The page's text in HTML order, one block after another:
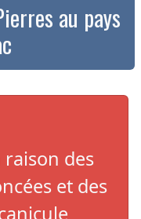
au pays
des
et des